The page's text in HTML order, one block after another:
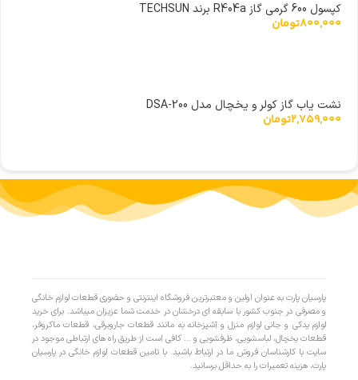
کپسول 600 گرمی گاز R404a برند TECHSUN
800,000تومان
نشت یاب گاز کولر و یخچال مدل DSA-200
2,759,000تومان
پارسیان پارت به عنوان اولین و معتبرترین فروشگاه اینترنتی و حضوری قطعات لوازم خانگی
و مصرفی در جنوب کشور با سابقه ای درخشان در خدمت شما عزیزان میباشد. برای خرید
لوازم یدکی و جانی لوازم منزل و آشپزخانه به مانند قطعات جاروبرقی، قطعات ماکروفر،
قطعات یخچال، لباسشویی، ظرفشویی و … کافی است از طریق راه های ارتباطی موجود در
سایت با کارشناسان فروش ما در ارتباط باشید. با تامین قطعات لوازم خانگی در پارسیان
پارت، هزینه تعمیرات را به حداقل برسانید.